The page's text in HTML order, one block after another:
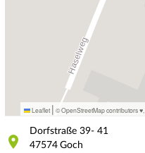
Leaflet | © OpenStreetMap contributors ♥,
Dorfstraße 39- 41
47574 Goch